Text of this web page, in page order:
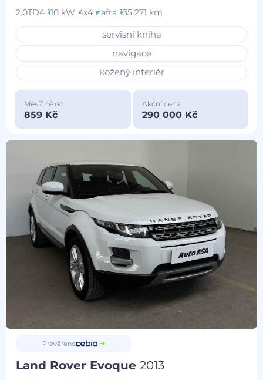
2.0TD4 110 kW 4x4 nafta 135 271 km
servisní kniha
navigace
kožený interiér
Měsíčně od
859 Kč
Akční cena
290 000 Kč
Prověřeno
Land Rover Evoque2013